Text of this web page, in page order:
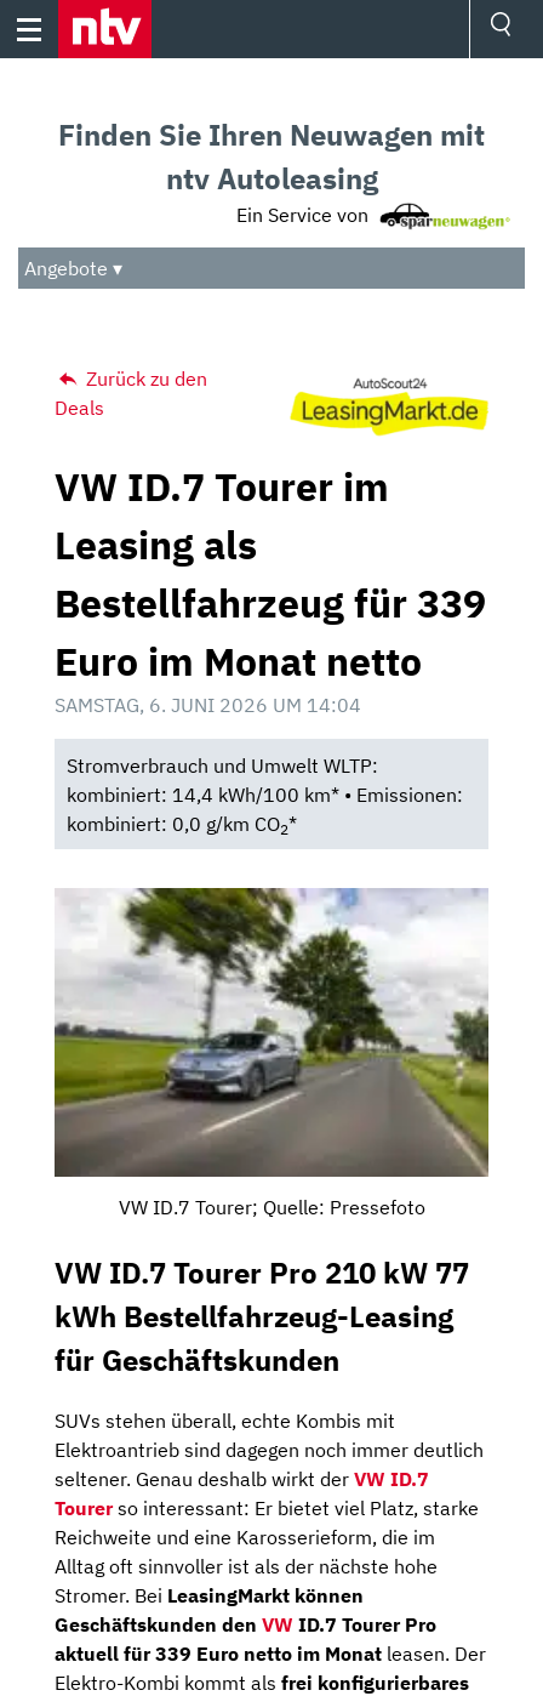
Skip
Audio
Das Beste
Finden Sie Ihren Neuwagen mit
ntv Autoleasing
Ein Service von
Angebote ▾
Zurück zu den
Deals
VW ID.7 Tourer im
Leasing als
Bestellfahrzeug für 339
Euro im Monat netto
SAMSTAG, 6. JUNI 2026 UM 14:04
Stromverbrauch und Umwelt WLTP:
kombiniert: 14,4 kWh/100 km* • Emissionen:
kombiniert: 0,0 g/km CO2*
VW ID.7 Tourer; Quelle: Pressefoto
VW ID.7 Tourer Pro 210 kW 77
kWh Bestellfahrzeug-Leasing
für Geschäftskunden
SUVs stehen überall, echte Kombis mit
Elektroantrieb sind dagegen noch immer deutlich
seltener. Genau deshalb wirkt der VW ID.7
Tourerso interessant: Er bietet viel Platz, starke
Reichweite und eine Karosserieform, die im
Alltag oft sinnvoller ist als der nächste hohe
Stromer. Bei LeasingMarkt können
Geschäftskunden den VW ID.7 Tourer Pro
aktuell für 339 Euro netto im Monat leasen. Der
Elektro-Kombi kommt als frei konfigurierbares